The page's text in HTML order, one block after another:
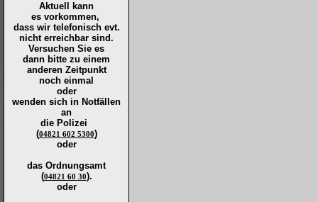
Aktuell kann
es vorkommen,
dass wir telefonisch evt.
nicht erreichbar sind.
Versuchen Sie es
dann bitte zu einem
anderen Zeitpunkt
noch einmal
oder
wenden sich in Notfällen
an
die Polizei
(04821 602 5300)
oder
das Ordnungsamt
(04821 60 30).
oder